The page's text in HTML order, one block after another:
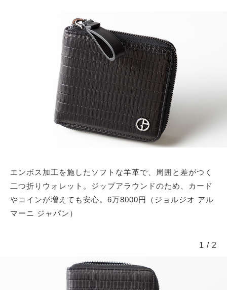
エンボス加工を施したソフトな羊革で、周囲と差がつく
二つ折りウォレット。ジップアラウンドのため、カード
やコインが増えても安心。6万8000円（ジョルジオ アル
マーニ ジャパン）
1 / 2